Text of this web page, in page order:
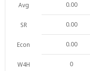
Avg
SR
Econ
W4H
0.00
0.00
0.00
0